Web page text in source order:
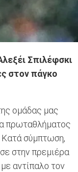
Σπιλέφσκι
στον πάγκο
ομάδας μας
πρωταθλήματος
σύμπτωση,
στην πρεμιέρα
αντίπαλο τον